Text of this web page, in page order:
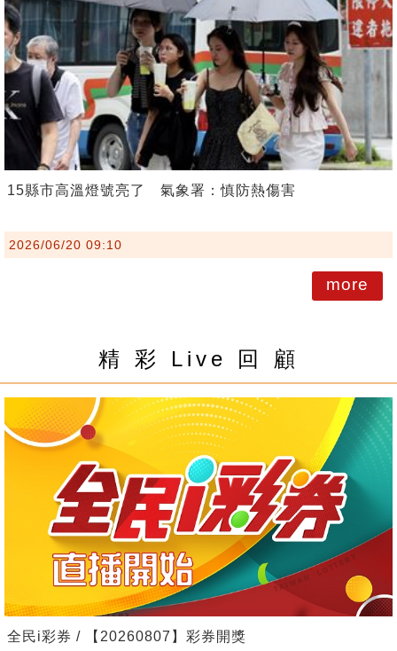
15縣市高溫燈號亮了 氣象署：慎防熱傷害
2026/06/20 09:10
more
精 彩 Live 回 顧
全民i彩券 / 【20260807】彩券開獎